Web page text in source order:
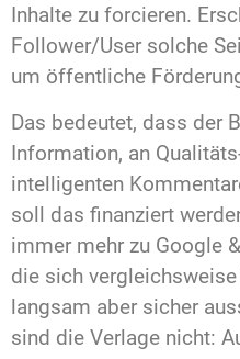
Inhalte zu forcieren.
Follower/User solche
um öffentliche
Das bedeutet, dass der
Information, an
intelligenten
soll das finanziert
immer mehr zu Google
die sich
langsam aber sicher
sind die Verlage nicht: